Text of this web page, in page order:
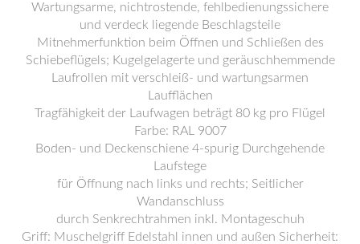
Wartungsarme, nichtrostende, fehlbedienungssichere
und verdeck liegende Beschlagsteile
Mitnehmerfunktion beim Öffnen und Schließen des
Schiebeflügels; Kugelgelagerte und geräuschhemmende
Laufrollen mit verschleiß- und wartungsarmen
Laufflächen
Tragfähigkeit der Laufwagen beträgt 80 kg pro Flügel
Farbe: RAL 9007
Boden- und Deckenschiene 4-spurig Durchgehende
Laufstege
für Öffnung nach links und rechts; Seitlicher
Wandanschluss
durch Senkrechtrahmen inkl. Montageschuh
Griff: Muschelgriff Edelstahl innen und außen Sicherheit: